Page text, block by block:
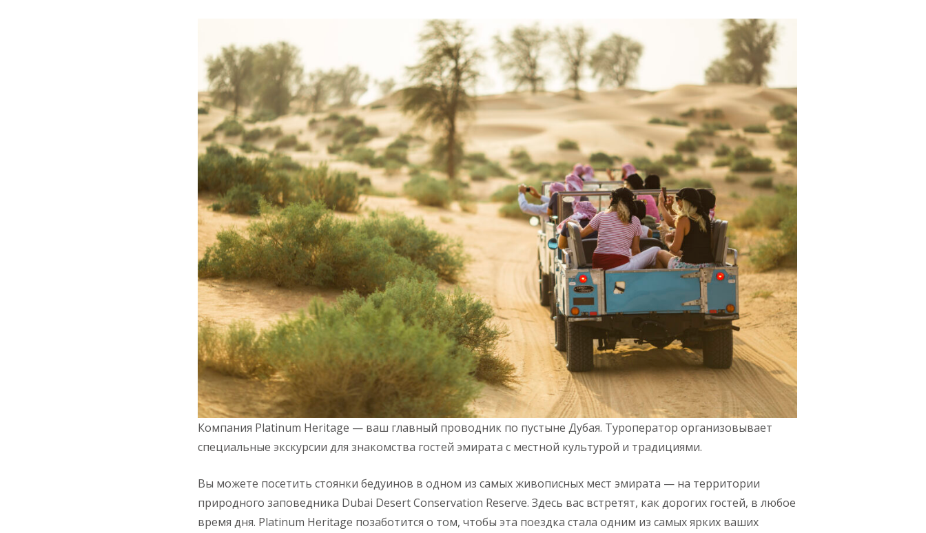
Компания Platinum Heritage — ваш главный проводник по пустыне Дубая. Туроператор организовывает
специальные экскурсии для знакомства гостей эмирата с местной культурой и традициями.
Вы можете посетить стоянки бедуинов в одном из самых живописных мест эмирата — на территории
природного заповедника Dubai Desert Conservation Reserve. Здесь вас встретят, как дорогих гостей, в любое
время дня. Platinum Heritage позаботится о том, чтобы эта поездка стала одним из самых ярких ваших